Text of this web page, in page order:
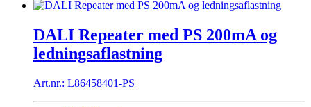
DALI Repeater med PS 200mA og
ledningsaflastning
Art.nr.: L86458401-PS